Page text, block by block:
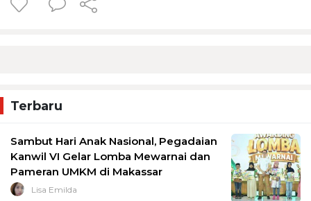
Terbaru
Sambut Hari Anak Nasional, Pegadaian
Kanwil VI Gelar Lomba Mewarnai dan
Pameran UMKM di Makassar
Lisa Emilda